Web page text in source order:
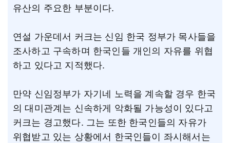
유산의 주요한 부분이다.
연설 가운데서 커크는 신임 한국 정부가 목사들을
조사하고 구속하며 한국인들 개인의 자유를 위협
하고 있다고 지적했다.
만약 신임정부가 자기네 노력을 계속할 경우 한국
의 대미관계는 신속하게 악화될 가능성이 있다고
커크는 경고했다. 그는 또한 한국인들의 자유가
위협받고 있는 상황에서 한국인들이 좌시해서는